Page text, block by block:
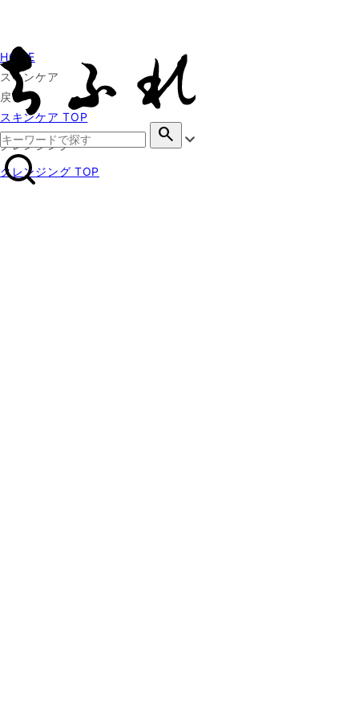
search
HOME
スキンケア
戻る
スキンケア TOP
クレンジング
クレンジング TOP